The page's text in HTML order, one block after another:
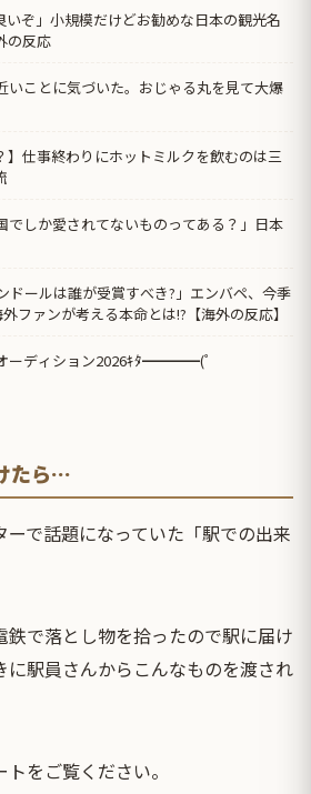
いぞ」小規模だけどお勧めな日本の観光名
の反応
いことに気づいた。おじゃる丸を見て大爆
】仕事終わりにホットミルクを飲むのは三
でしか愛されてないものってある？」日本
ドールは誰が受賞すべき?」エンバペ、今季
ファンが考える本命とは!?【海外の反応】
ーディション2026ｷﾀ━━━━(ﾟ
たら…
で話題になっていた「駅での出来
鉄で落とし物を拾ったので駅に届け
に駅員さんからこんなものを渡され
をご覧ください。